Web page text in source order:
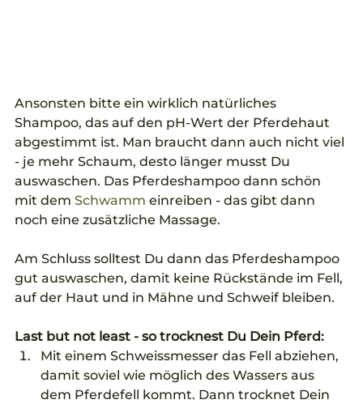
Ansonsten bitte ein wirklich natürliches
Shampoo, das auf den pH-Wert der Pferdehaut
abgestimmt ist. Man braucht dann auch nicht viel
- je mehr Schaum, desto länger musst Du
auswaschen. Das Pferdeshampoo dann schön
mit dem Schwamm einreiben - das gibt dann
noch eine zusätzliche Massage.
Am Schluss solltest Du dann das Pferdeshampoo
gut auswaschen, damit keine Rückstände im Fell,
auf der Haut und in Mähne und Schweif bleiben.
Last but not least - so trocknest Du Dein Pferd:
Mit einem Schweissmesser das Fell abziehen,
damit soviel wie möglich des Wassers aus
dem Pferdefell kommt. Dann trocknet Dein